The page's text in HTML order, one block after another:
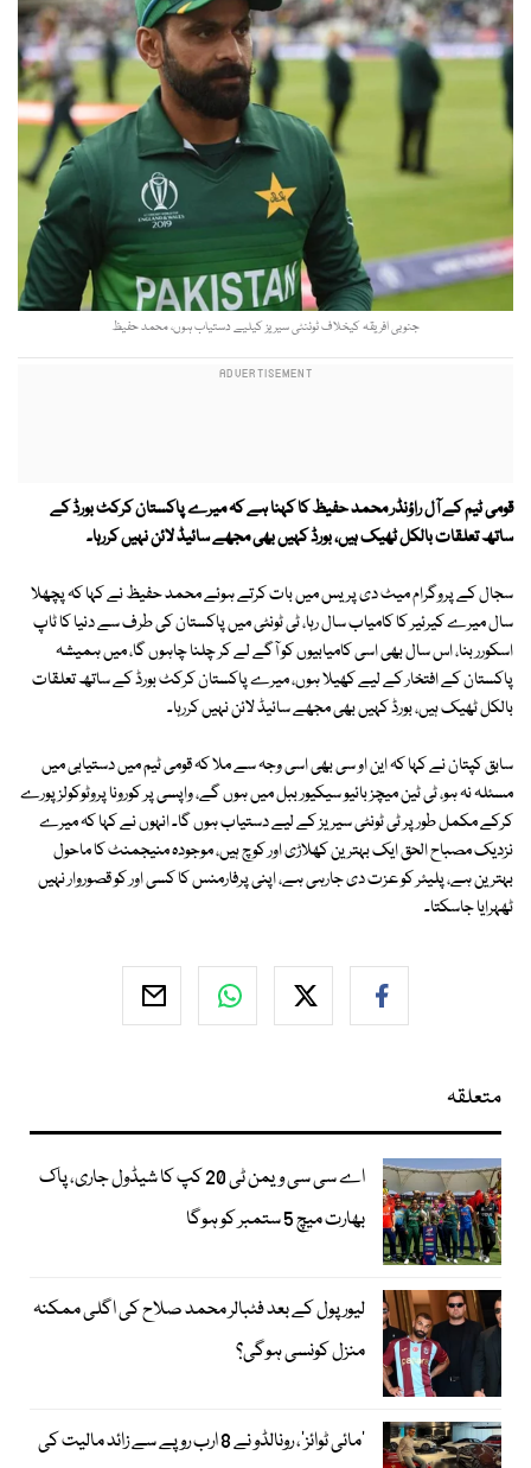
جنوبی افریقہ کیخلاف ٹوئنٹی سیریز کیلیے دستیاب ہوں، محمد حفیظ
قومی ٹیم کے آل راؤنڈر محمد حفیظ کا کہنا ہے کہ میرے پاکستان کرکٹ بورڈ کے
ساتھ تعلقات بالکل ٹھیک ہیں، بورڈ کہیں بھی مجھے سائیڈ لائن نہیں کررہا۔
سجال کے پروگرام میٹ دی پریس میں بات کرتے ہوئے محمد حفیظ نے کہا کہ پچھلا
سال میرے کیرئیر کا کامیاب سال رہا، ٹی ٹونٹی میں پاکستان کی طرف سے دنیا کا ٹاپ
اسکورر بنا، اس سال بھی اسی کامیابیوں کو آگے لے کر چلنا چاہوں گا، میں ہمیشہ
پاکستان کے افتخار کے لیے کھیلا ہوں، میرے پاکستان کرکٹ بورڈ کے ساتھ تعلقات
بالکل ٹھیک ہیں، بورڈ کہیں بھی مجھے سائیڈ لائن نہیں کررہا۔
سابق کپتان نے کہا کہ این او سی بھی اسی وجہ سے ملا کہ قومی ٹیم میں دستیابی میں
مسئلہ نہ ہو، ٹی ٹین میچز بائیو سیکیور ببل میں ہوں گے، واپسی پر کورونا پروٹوکولز پورے
کرکے مکمل طور پر ٹی ٹونٹی سیریز کے لیے دستیاب ہوں گا۔ انہوں نے کہا کہ میرے
نزدیک مصباح الحق ایک بہترین کھلاڑی اور کوچ ہیں، موجودہ منیجمنٹ کا ماحول
بہترین ہے، پلیئر کو عزت دی جارہی ہے، اپنی پرفارمنس کا کسی اور کو قصوروار نہیں
ٹھہرایا جاسکتا۔
متعلقہ
اے سی سی ویمن ٹی 20 کپ کا شیڈول جاری، پاک
بھارت میچ 5 ستمبر کو ہوگا
لیور پول کے بعد فٹبالر محمد صلاح کی اگلی ممکنہ
منزل کونسی ہوگی؟
’مائی ٹوائز‘، رونالڈو نے 8 ارب روپے سے زائد مالیت کی